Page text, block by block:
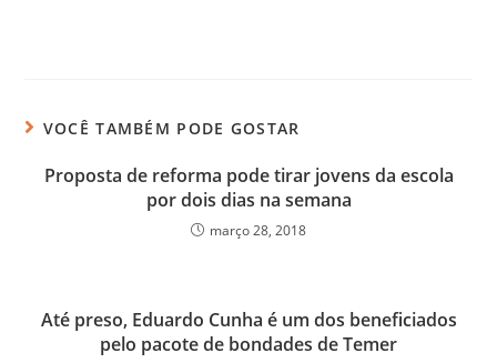
VOCÊ TAMBÉM PODE GOSTAR
Proposta de reforma pode tirar jovens da escola
por dois dias na semana
março 28, 2018
Até preso, Eduardo Cunha é um dos beneficiados
pelo pacote de bondades de Temer